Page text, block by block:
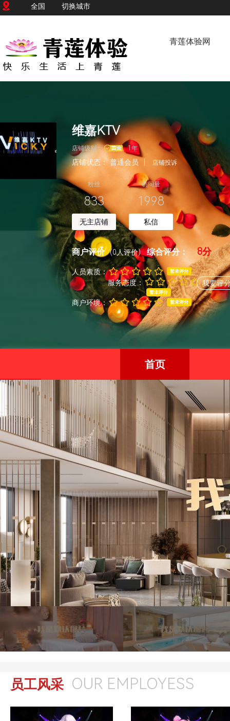
全国 切换城市
青莲体验网
维嘉KTV
店铺级别： 1年
店铺状态：普通会员 店铺投诉
粉丝
833
无主店铺
访问量
1998
私信
商户评价 (0人评价)综合评分： 8分
人员素质： 暂未评分
服务态度：
暂未评分
商户环境： 暂未评分
我要评
首页
员工风采 OUR EMPLOYESS